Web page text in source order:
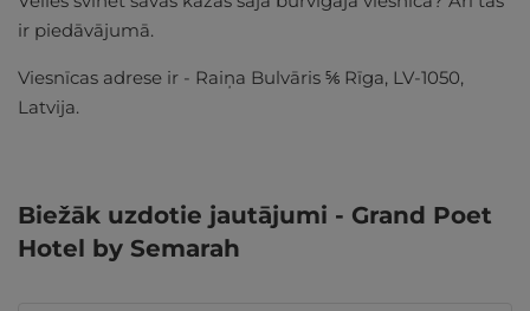
ir piedāvājumā.
Viesnīcas adrese ir - Raiņa Bulvāris ⅚ Rīga, LV-1050,
Latvija.
Biežāk uzdotie jautājumi - Grand Poet
Hotel by Semarah